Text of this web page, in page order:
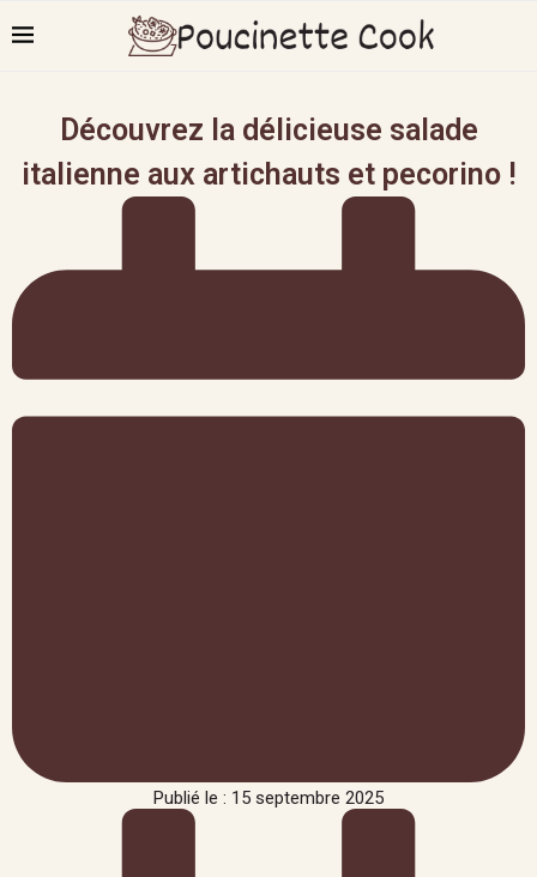
Découvrez la délicieuse salade
italienne aux artichauts et pecorino !
Publié le : 15 septembre 2025